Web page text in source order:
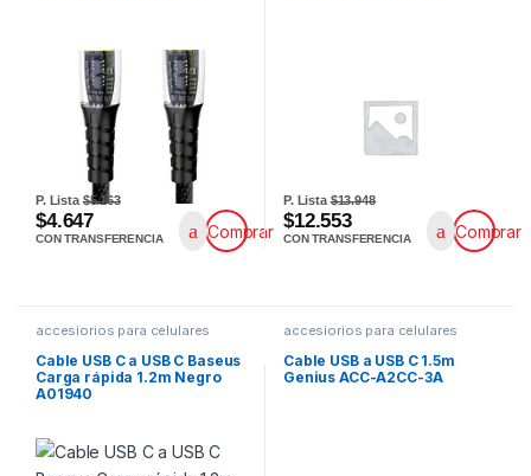
P. Lista$5.163
$4.647
CON TRANSFERENCIA Comprar
P. Lista$13.948
$12.553
CON TRANSFERENCIA Comprar
accesiorios para celulares
Cable USB C a USB C Baseus
Carga rápida 1.2m Negro
A01940
accesiorios para celulares
Cable USB a USB C 1.5m
Genius ACC-A2CC-3A